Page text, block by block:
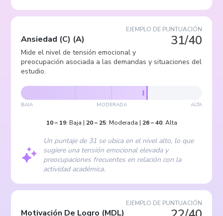
EJEMPLO DE PUNTUACIÓN
31/40
Ansiedad (C) (A)
Mide el nivel de tensión emocional y
preocupación asociada a las demandas y situaciones del
estudio.
BAJA MODERADA ALTA
10– 19: Baja | 20– 25: Moderada | 26–40: Alta
Un puntaje de 31 se ubica en el nivel alto, lo que
sugiere una tensión emocional elevada y
preocupaciones frecuentes en relación con la
actividad académica.
EJEMPLO DE PUNTUACIÓN
Motivación De Logro (MDL)